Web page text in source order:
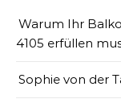
Warum Ihr
4105 erfüllen
Sophie von der